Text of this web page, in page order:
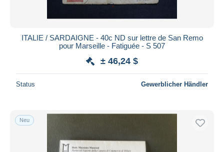
ITALIE / SARDAIGNE - 40c ND sur lettre de San Remo
pour Marseille - Fatiguée - S 507
± 46,24 $
Status Gewerblicher Händler
Neu